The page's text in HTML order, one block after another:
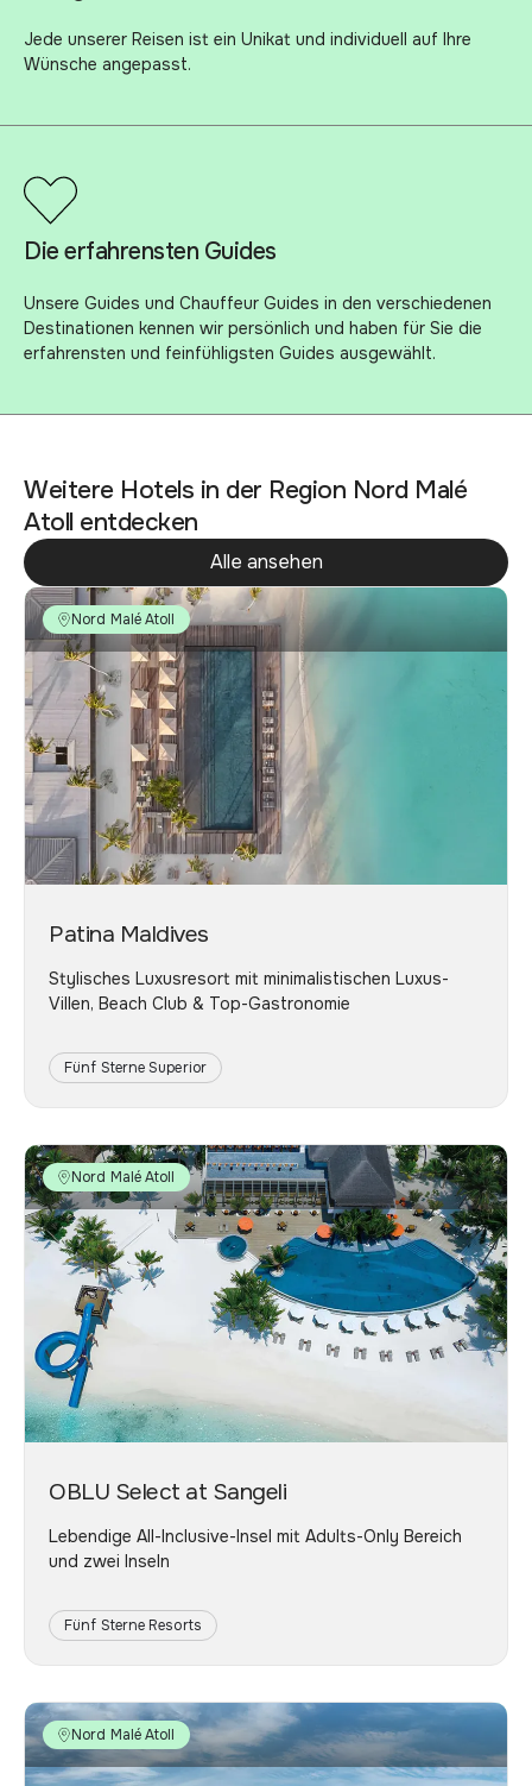
Jede unserer Reisen ist ein Unikat und individuell auf Ihre
Wünsche angepasst.
Die erfahrensten Guides
Unsere Guides und Chauffeur Guides in den verschiedenen
Destinationen kennen wir persönlich und haben für Sie die
erfahrensten und feinfühligsten Guides ausgewählt.
Weitere Hotels in der Region Nord Malé
Atoll entdecken
Alle ansehen
Nord Malé Atoll
Patina Maldives
Stylisches Luxusresort mit minimalistischen Luxus-
Villen, Beach Club & Top-Gastronomie
Fünf Sterne Superior
Nord Malé Atoll
OBLU Select at Sangeli
Lebendige All-Inclusive-Insel mit Adults-Only Bereich
und zwei Inseln
Fünf Sterne Resorts
Nord Malé Atoll